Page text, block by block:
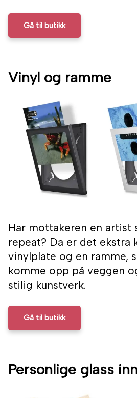
Gå til butikk
Vinyl og ramme
Har mottakeren en artist
repeat? Da er det ekstra
vinylplate og en ramme,
komme opp på veggen
stilig kunstverk.
Gå til butikk
Personlige glass